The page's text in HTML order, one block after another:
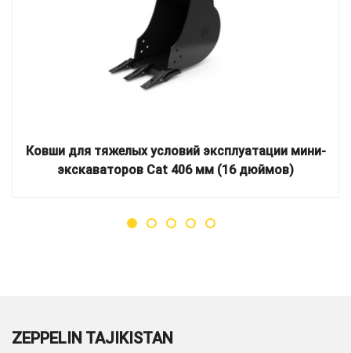
Ковши для тяжелых условий эксплуатации мини-
экскаваторов Cat 406 мм (16 дюймов)
ZEPPELIN TAJIKISTAN